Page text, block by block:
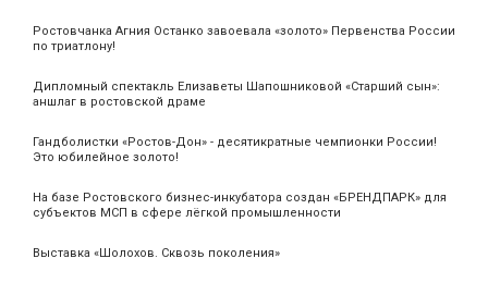
Ростовчанка Агния Останко завоевала «золото» Первенства России
по триатлону!
Дипломный спектакль Елизаветы Шапошниковой «Старший сын»:
аншлаг в ростовской драме
Гандболистки «Ростов-Дон» - десятикратные чемпионки России!
Это юбилейное золото!
На базе Ростовского бизнес-инкубатора создан «БРЕНДПАРК» для
субъектов МСП в сфере лёгкой промышленности
Выставка «Шолохов. Сквозь поколения»